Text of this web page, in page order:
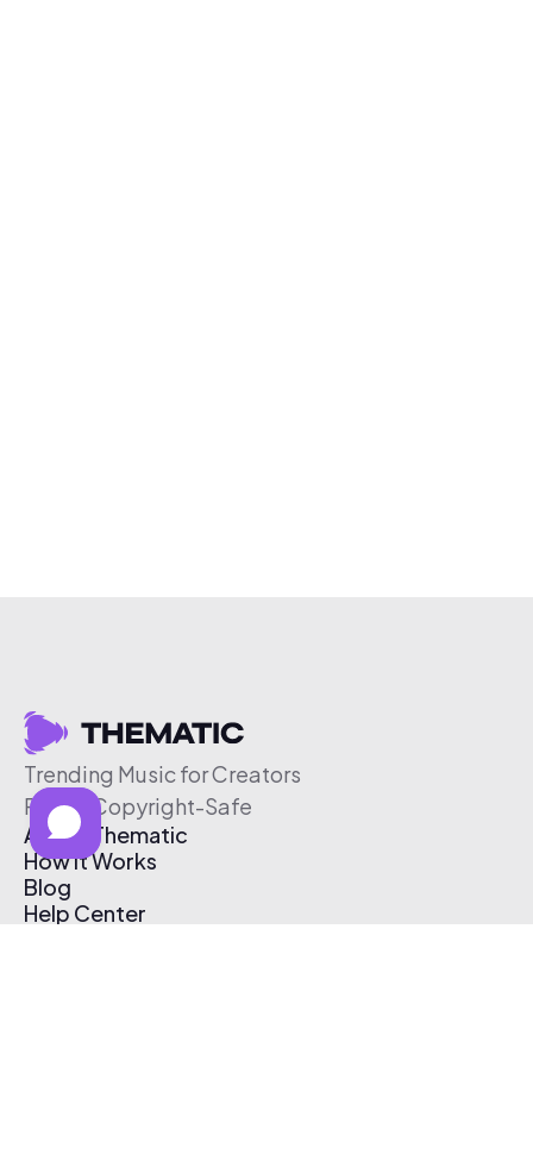
Trending Music for Creators
Free & Copyright-Safe
About Thematic
How It Works
Blog
Help Center